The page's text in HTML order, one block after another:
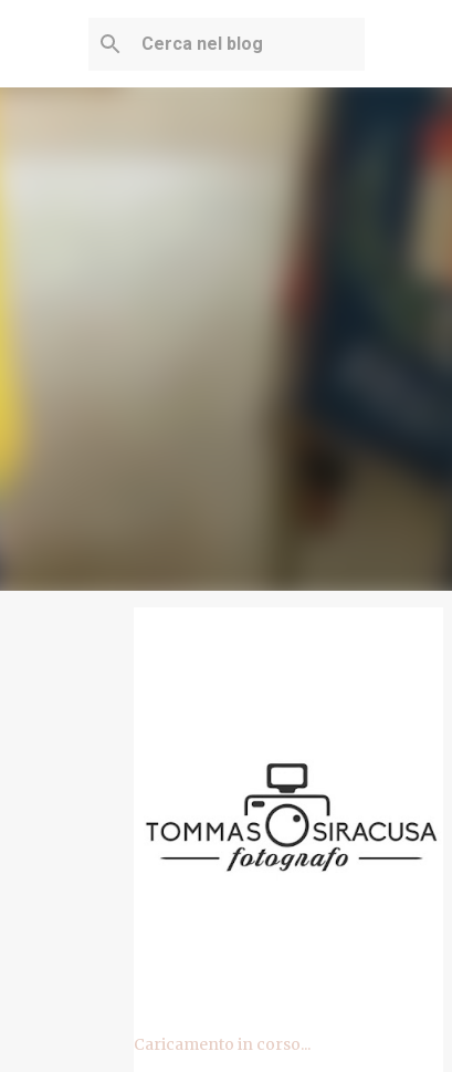
Caricamento in corso...